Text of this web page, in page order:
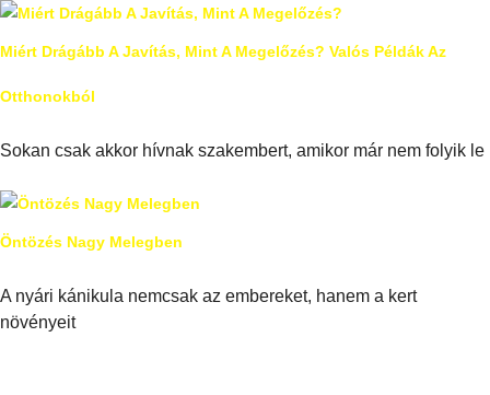
Miért Drágább A Javítás, Mint A Megelőzés? Valós Példák Az
Otthonokból
Sokan csak akkor hívnak szakembert, amikor már nem folyik le
Öntözés Nagy Melegben
A nyári kánikula nemcsak az embereket, hanem a kert
növényeit